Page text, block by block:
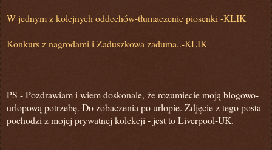
W jednym z kolejnych oddechów-tłumaczenie piosenki -KLIK
Konkurs z nagrodami i Zaduszkowa zaduma..-KLIK
PS -Pozdrawiam i wiem doskonale, że rozumiecie moją blogowo-
urlopową potrzebę. Do zobaczenia po urlopie. Zdjęcie z tego posta
pochodzi z mojej prywatnej kolekcji -jest to Liverpool-UK.